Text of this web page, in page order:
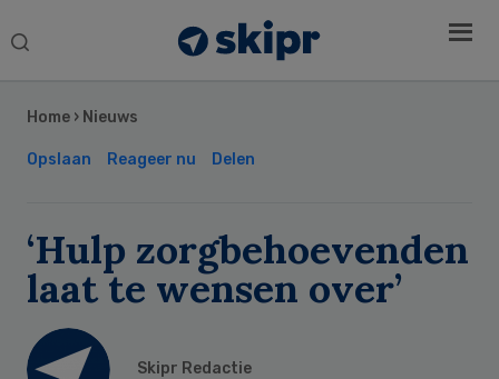
Search
Home › Nieuws
Opslaan Reageer nu Delen
‘Hulp zorgbehoevenden
laat te wensen over’
Skipr Redactie
Sidebar